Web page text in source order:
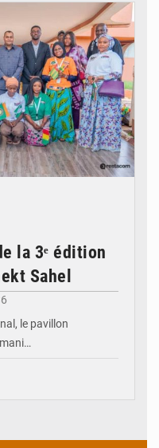
la 3ᵉ édition
Sahel
le pavillon